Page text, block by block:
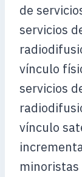
de
servicios
vínculo
servicios
vínculo